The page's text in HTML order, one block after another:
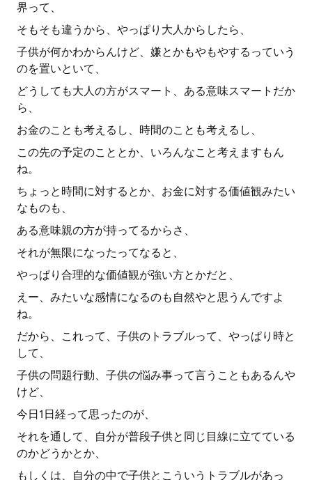
界って、
そもそも違うから、やっぱり大人からしたら、
子供が何かわからんけど、嫌とかもやもやするっていう
のを置いといて、
どうしても大人の方がスマート、ある意味スマートだか
ら、
お金のことも考えるし、時間のことも考えるし、
この先の予定のこととか、いろんなこと考えますもん
ね。
ちょっと時間に対するとか、お金に対する価値観みたい
なものも、
ある意味親の方が持ってるからさ、
それが無限になったってなると、
やっぱり合理的な価値観が強い方とかだと、
えー、みたいな感情になるのも自然やと思うんですよ
ね。
だから、これって、子供のトラブルって、やっぱり時と
して、
子供の問題行動、子供の悩み事って言うこともあるんや
けど、
今日1日経って思ったのが、
それを通して、自分が普段子供と同じ目線に立てている
のかどうかとか、
もしくは、自分の中で子供とこういうトラブルがあっ